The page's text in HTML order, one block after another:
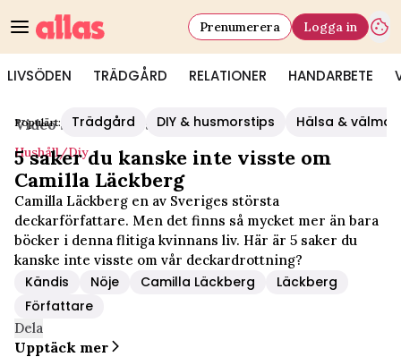
LIVSÖDEN TRÄDGÅRD RELATIONER HANDARBETE
Prenumerera Logga in
Populärt: Trädgård DIY & husmorstips Hälsa &
Video Start/Hushåll/diy
Hushåll/diy
5 saker du kanske inte visste om
Camilla Läckberg
Camilla Läckberg en av Sveriges största
deckarförfattare. Men det finns så mycket mer än bara
böcker i denna flitiga kvinnans liv. Här är 5 saker du
kanske inte visste om vår deckardrottning?
Kändis Nöje Camilla Läckberg
Läckberg
Författare
Dela
Upptäck mer